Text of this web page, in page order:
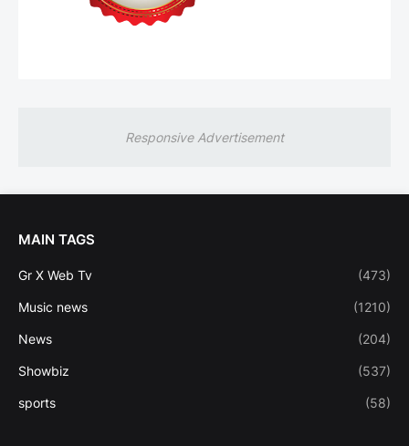
Responsive Advertisement
MAIN TAGS
Gr X Web Tv (473)
Music news (1210)
News (204)
Showbiz (537)
sports (58)